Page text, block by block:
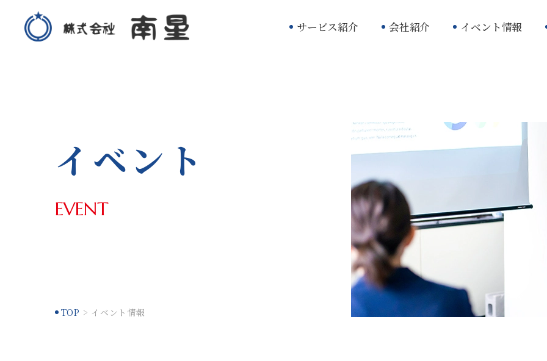
サービス紹介 会社紹介 イベント情報
イベント
EVENT
TOP イベント情報